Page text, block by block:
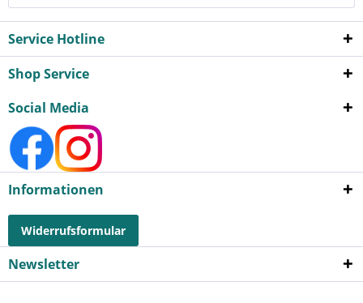
Service Hotline
Shop Service
Social Media
Informationen
Widerrufsformular
Newsletter